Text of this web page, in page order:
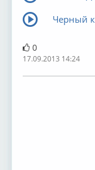
Черный
0
17.09.2013 14:24